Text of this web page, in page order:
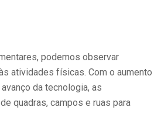
podemos observar
atividades físicas. Com o aumento
da tecnologia, as
quadras, campos e ruas para